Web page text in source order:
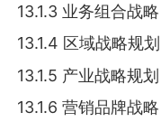
13.1.3 业务组合战略
13.1.4 区域战略规划
13.1.5 产业战略规划
13.1.6 营销品牌战略